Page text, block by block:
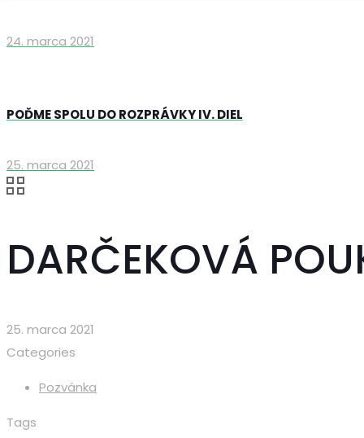
24. marca 2021
POĎME SPOLU DO ROZPRÁVKY IV. DIEL
25. marca 2021
DARČEKOVÁ
25. marca 2021
Categories
Pozvánka
Tags